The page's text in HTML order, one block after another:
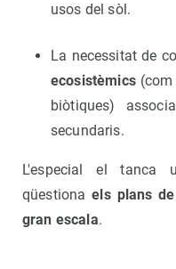
usos del sòl.
La necessitat de
ecosistèmics(com
biòtiques)
secundaris.
L'especial el tanca
qüestionaels plans
gran escala.